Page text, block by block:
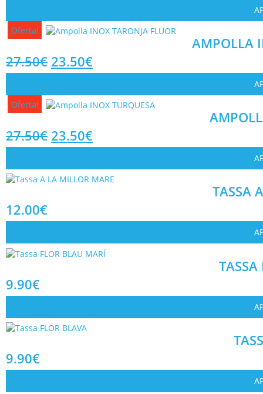
Oferta!
AMPOLLA
27.50€ 23.50€
Oferta!
27.50€ 23.50€
TASSA
12.00€
9.90€
9.90€